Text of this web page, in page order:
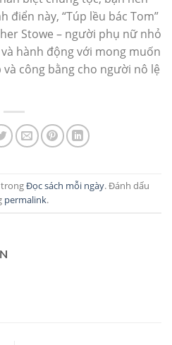
điển này, “Túp lều bác Tom”
Stowe – người phụ nữ nhỏ
hành động với mong muốn
công bằng cho người nô lệ
Đọc sách mỗi ngày. Đánh dấu
permalink.